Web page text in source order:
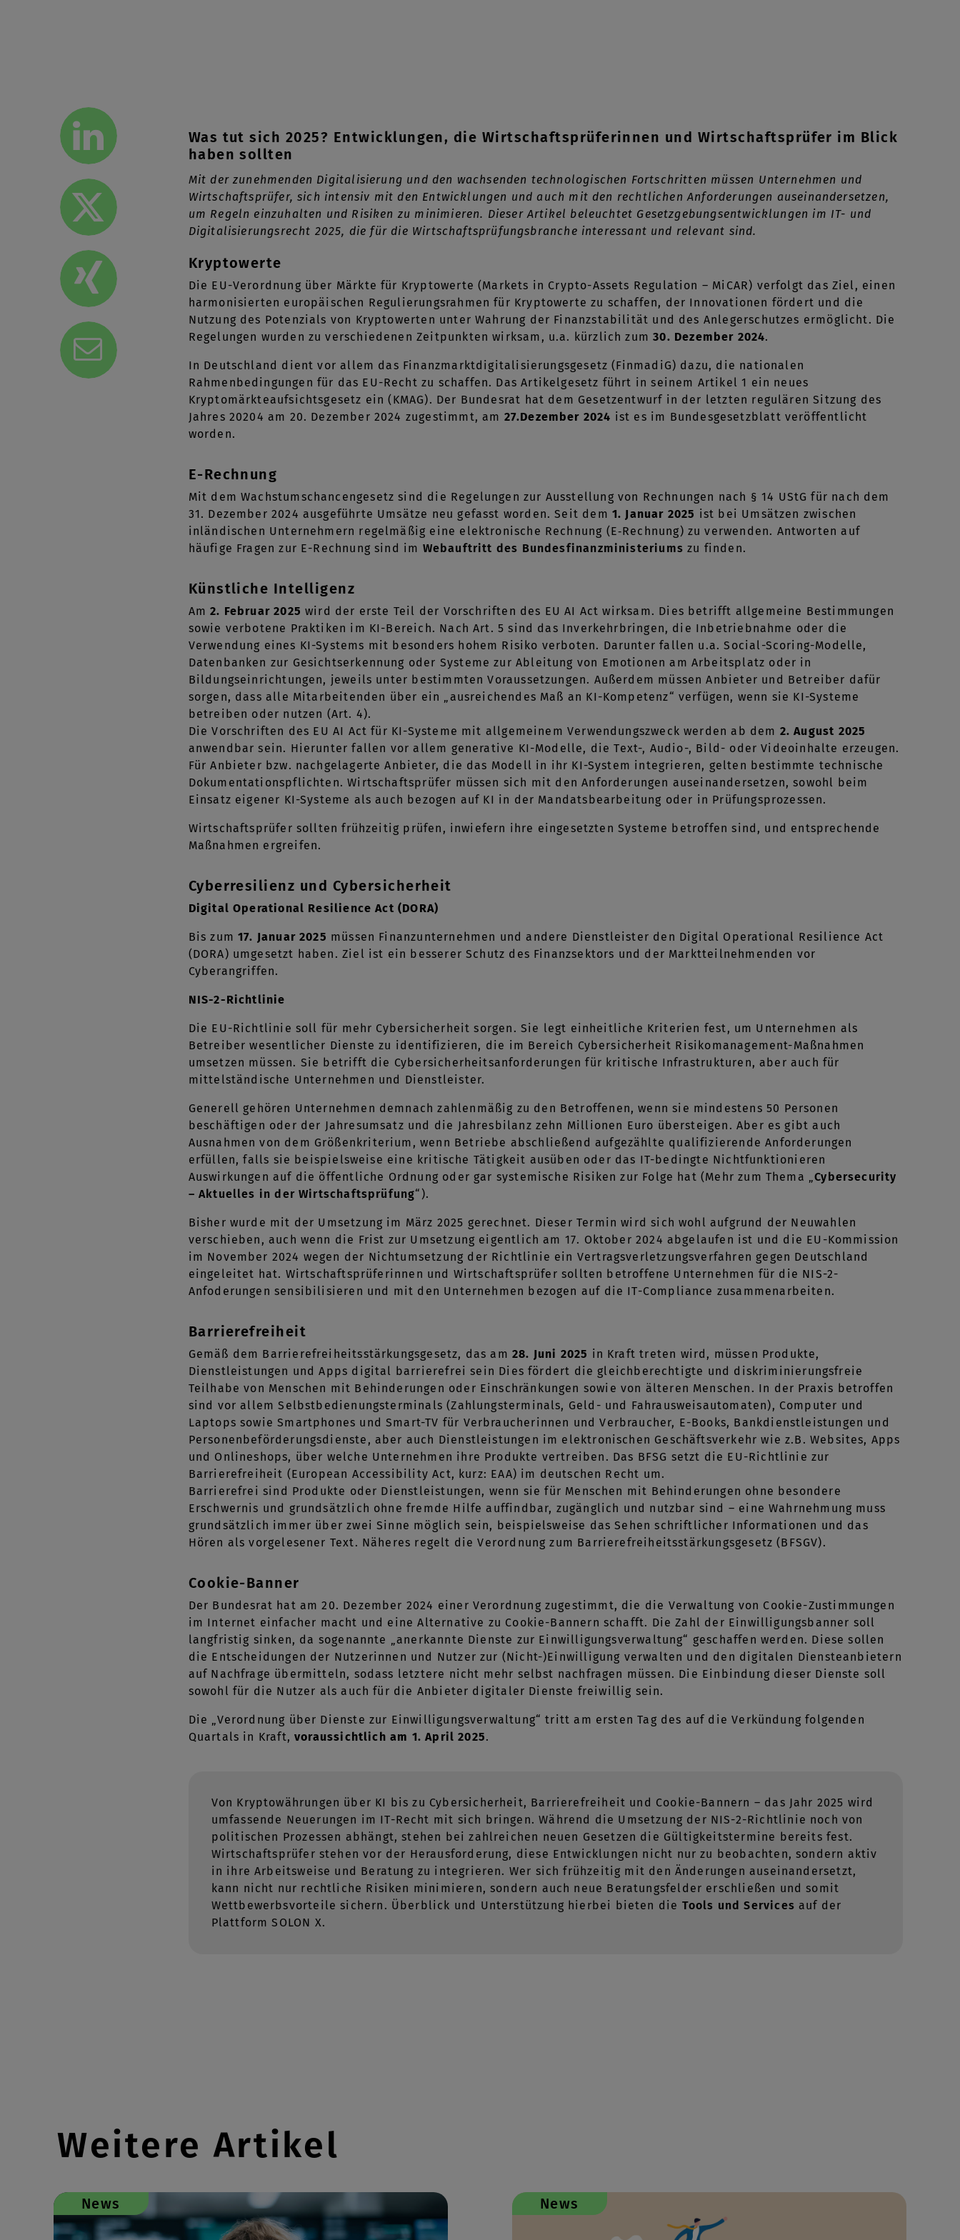
Was tut sich 2025? Entwicklungen, die Wirtschaftsprüferinnen und Wirtschaftsprüfer im Blick
haben sollten
Mit der zunehmenden Digitalisierung und den wachsenden technologischen Fortschritten müssen Unternehmen und
Wirtschaftsprüfer, sich intensiv mit den Entwicklungen und auch mit den rechtlichen Anforderungen auseinandersetzen,
um Regeln einzuhalten und Risiken zu minimieren. Dieser Artikel beleuchtet Gesetzgebungsentwicklungen im IT- und
Digitalisierungsrecht 2025, die für die Wirtschaftsprüfungsbranche interessant und relevant sind.
Kryptowerte
Die EU-Verordnung über Märkte für Kryptowerte (Markets in Crypto-Assets Regulation – MiCAR) verfolgt das Ziel, einen
harmonisierten europäischen Regulierungsrahmen für Kryptowerte zu schaffen, der Innovationen fördert und die
Nutzung des Potenzials von Kryptowerten unter Wahrung der Finanzstabilität und des Anlegerschutzes ermöglicht. Die
Regelungen wurden zu verschiedenen Zeitpunkten wirksam, u.a. kürzlich zum30. Dezember 2024.
In Deutschland dient vor allem das Finanzmarktdigitalisierungsgesetz (FinmadiG) dazu, die nationalen
Rahmenbedingungen für das EU-Recht zu schaffen. Das Artikelgesetz führt in seinem Artikel 1 ein neues
Kryptomärkteaufsichtsgesetz ein (KMAG). Der Bundesrat hat dem Gesetzentwurf in der letzten regulären Sitzung des
Jahres 20204 am 20. Dezember 2024 zugestimmt, am 27.Dezember 2024 ist es im Bundesgesetzblatt veröffentlicht
worden.
E-Rechnung
Mit dem Wachstumschancengesetz sind die Regelungen zur Ausstellung von Rechnungen nach § 14 UStG für nach dem
31. Dezember 2024 ausgeführte Umsätze neu gefasst worden. Seit dem 1. Januar 2025 ist bei Umsätzen zwischen
inländischen Unternehmern regelmäßig eine elektronische Rechnung (E‑Rechnung) zu verwenden. Antworten auf
häufige Fragen zur E-Rechnung sind im Webauftritt des Bundesfinanzministeriums zu finden.
Künstliche Intelligenz
Am2. Februar 2025 wird der erste Teil der Vorschriften des EU AI Act wirksam. Dies betrifft allgemeine Bestimmungen
sowie verbotene Praktiken im KI-Bereich. Nach Art. 5 sind das Inverkehrbringen, die Inbetriebnahme oder die
Verwendung eines KI-Systems mit besonders hohem Risiko verboten. Darunter fallen u.a. Social-Scoring-Modelle,
Datenbanken zur Gesichtserkennung oder Systeme zur Ableitung von Emotionen am Arbeitsplatz oder in
Bildungseinrichtungen, jeweils unter bestimmten Voraussetzungen. Außerdem müssen Anbieter und Betreiber dafür
sorgen, dass alle Mitarbeitenden über ein „ausreichendes Maß an KI-Kompetenz“ verfügen, wenn sie KI-Systeme
betreiben oder nutzen (Art. 4).
Die Vorschriften des EU AI Act für KI-Systeme mit allgemeinem Verwendungszweck werden ab dem 2. August 2025
anwendbar sein. Hierunter fallen vor allem generative KI-Modelle, die Text-, Audio-, Bild- oder Videoinhalte erzeugen.
Für Anbieter bzw. nachgelagerte Anbieter, die das Modell in ihr KI-System integrieren, gelten bestimmte technische
Dokumentationspflichten. Wirtschaftsprüfer müssen sich mit den Anforderungen auseinandersetzen, sowohl beim
Einsatz eigener KI-Systeme als auch bezogen auf KI in der Mandatsbearbeitung oder in Prüfungsprozessen.
Wirtschaftsprüfer sollten frühzeitig prüfen, inwiefern ihre eingesetzten Systeme betroffen sind, und entsprechende
Maßnahmen ergreifen.
Cyberresilienz und Cybersicherheit
Digital Operational Resilience Act (DORA)
Bis zum17. Januar 2025 müssen Finanzunternehmen und andere Dienstleister den Digital Operational Resilience Act
(DORA) umgesetzt haben. Ziel ist ein besserer Schutz des Finanzsektors und der Marktteilnehmenden vor
Cyberangriffen.
NIS-2-Richtlinie
Die EU-Richtlinie soll für mehr Cybersicherheit sorgen. Sie legt einheitliche Kriterien fest, um Unternehmen als
Betreiber wesentlicher Dienste zu identifizieren, die im Bereich Cybersicherheit Risikomanagement-Maßnahmen
umsetzen müssen. Sie betrifft die Cybersicherheitsanforderungen für kritische Infrastrukturen, aber auch für
mittelständische Unternehmen und Dienstleister.
Generell gehören Unternehmen demnach zahlenmäßig zu den Betroffenen, wenn sie mindestens 50 Personen
beschäftigen oder der Jahresumsatz und die Jahresbilanz zehn Millionen Euro übersteigen. Aber es gibt auch
Ausnahmen von dem Größenkriterium, wenn Betriebe abschließend aufgezählte qualifizierende Anforderungen
erfüllen, falls sie beispielsweise eine kritische Tätigkeit ausüben oder das IT-bedingte Nichtfunktionieren
Auswirkungen auf die öffentliche Ordnung oder gar systemische Risiken zur Folge hat (Mehr zum Thema „Cybersecurity
– Aktuelles in der Wirtschaftsprüfung“).
Bisher wurde mit der Umsetzung im März 2025 gerechnet. Dieser Termin wird sich wohl aufgrund der Neuwahlen
verschieben, auch wenn die Frist zur Umsetzung eigentlich am 17. Oktober 2024 abgelaufen ist und die EU-Kommission
im November 2024 wegen der Nichtumsetzung der Richtlinie ein Vertragsverletzungsverfahren gegen Deutschland
eingeleitet hat. Wirtschaftsprüferinnen und Wirtschaftsprüfer sollten betroffene Unternehmen für die NIS-2-
Anfoderungen sensibilisieren und mit den Unternehmen bezogen auf die IT-Compliance zusammenarbeiten.
Barrierefreiheit
Gemäß dem Barrierefreiheitsstärkungsgesetz, das am 28. Juni 2025 in Kraft treten wird, müssen Produkte,
Dienstleistungen und Apps digital barrierefrei sein Dies fördert die gleichberechtigte und diskriminierungsfreie
Teilhabe von Menschen mit Behinderungen oder Einschränkungen sowie von älteren Menschen. In der Praxis betroffen
sind vor allem Selbstbedienungsterminals (Zahlungsterminals, Geld- und Fahrausweisautomaten), Computer und
Laptops sowie Smartphones und Smart-TV für Verbraucherinnen und Verbraucher, E-Books, Bankdienstleistungen und
Personenbeförderungsdienste, aber auch Dienstleistungen im elektronischen Geschäftsverkehr wie z.B. Websites, Apps
und Onlineshops, über welche Unternehmen ihre Produkte vertreiben. Das BFSG setzt die EU-Richtlinie zur
Barrierefreiheit (European Accessibility Act, kurz: EAA) im deutschen Recht um.
Barrierefrei sind Produkte oder Dienstleistungen, wenn sie für Menschen mit Behinderungen ohne besondere
Erschwernis und grundsätzlich ohne fremde Hilfe auffindbar, zugänglich und nutzbar sind – eine Wahrnehmung muss
grundsätzlich immer über zwei Sinne möglich sein, beispielsweise das Sehen schriftlicher Informationen und das
Hören als vorgelesener Text. Näheres regelt die Verordnung zum Barrierefreiheitsstärkungsgesetz (BFSGV).
Cookie-Banner
Der Bundesrat hat am 20. Dezember 2024 einer Verordnung zugestimmt, die die Verwaltung von Cookie-Zustimmungen
im Internet einfacher macht und eine Alternative zu Cookie-Bannern schafft. Die Zahl der Einwilligungsbanner soll
langfristig sinken, da sogenannte „anerkannte Dienste zur Einwilligungsverwaltung“ geschaffen werden. Diese sollen
die Entscheidungen der Nutzerinnen und Nutzer zur (Nicht-)Einwilligung verwalten und den digitalen Diensteanbietern
auf Nachfrage übermitteln, sodass letztere nicht mehr selbst nachfragen müssen. Die Einbindung dieser Dienste soll
sowohl für die Nutzer als auch für die Anbieter digitaler Dienste freiwillig sein.
Die „Verordnung über Dienste zur Einwilligungsverwaltung“ tritt am ersten Tag des auf die Verkündung folgenden
Quartals in Kraft,voraussichtlich am 1. April 2025.
Von Kryptowährungen über KI bis zu Cybersicherheit, Barrierefreiheit und Cookie-Bannern – das Jahr 2025 wird
umfassende Neuerungen im IT-Recht mit sich bringen. Während die Umsetzung der NIS-2-Richtlinie noch von
politischen Prozessen abhängt, stehen bei zahlreichen neuen Gesetzen die Gültigkeitstermine bereits fest.
Wirtschaftsprüfer stehen vor der Herausforderung, diese Entwicklungen nicht nur zu beobachten, sondern aktiv
in ihre Arbeitsweise und Beratung zu integrieren. Wer sich frühzeitig mit den Änderungen auseinandersetzt,
kann nicht nur rechtliche Risiken minimieren, sondern auch neue Beratungsfelder erschließen und somit
Wettbewerbsvorteile sichern. Überblick und Unterstützung hierbei bieten die Tools und Services auf der
Plattform SOLON X.
Weitere Artikel
News News